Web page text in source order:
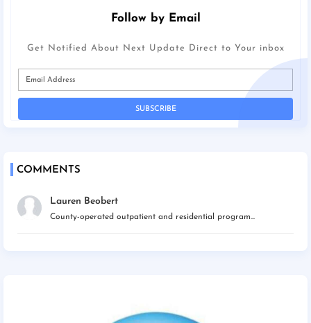
Follow by Email
Get Notified About Next Update Direct to Your inbox
COMMENTS
Lauren Beobert
County-operated outpatient and residential program...